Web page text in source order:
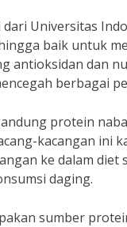
Universitas
baik untuk
antioksidan dan
berbagai
protein
kacangan ini
ke dalam
daging.
sumber